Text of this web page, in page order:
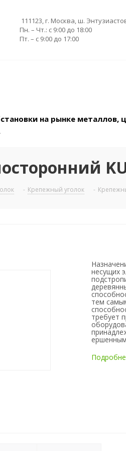
111123, г. Москва, ш.
Пн. – Чт.: с 9:00 до 18:00
Пт. – с 9:00 до 17:00
на рынке
- Крепежный уголок -
несущих
тем
требует